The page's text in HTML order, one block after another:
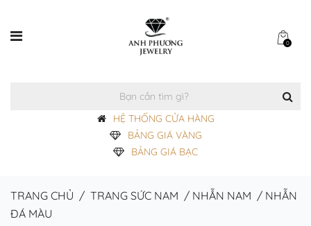
0
HỆ THỐNG CỬA HÀNG
BẢNG GIÁ VÀNG
BẢNG GIÁ BẠC
TRANG CHỦ / TRANG SỨC NAM / NHẪN NAM / NHẪN
ĐÁ MÀU